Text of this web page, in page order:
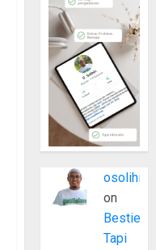
osolihin
on
Bestie
Tapi